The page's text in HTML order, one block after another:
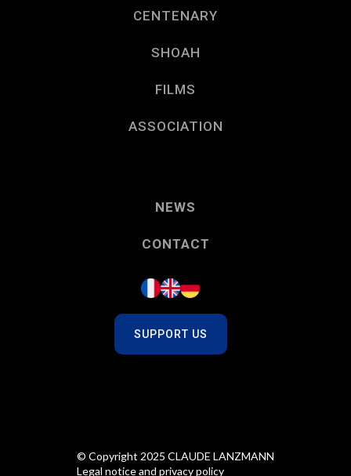
CENTENARY
SHOAH
FILMS
ASSOCIATION
NEWS
CONTACT
SUPPORT US
© Copyright 2025 CLAUDE LANZMANN
Legal notice and privacy policy